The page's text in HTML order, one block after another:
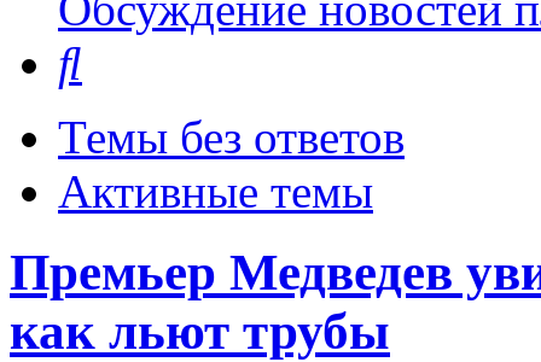
Темы без ответов
Активные темы
Премьер Медведев
как льют трубы